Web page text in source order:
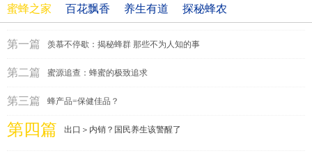
蜜蜂之家 百花飘香 养生有道 探秘蜂农
第一篇 羡慕不停歇：揭秘蜂群 那些不为人知的事
第二篇 蜜源追查：蜂蜜的极致追求
第三篇 蜂产品=保健佳品？
第四篇 出口＞内销？国民养生该警醒了